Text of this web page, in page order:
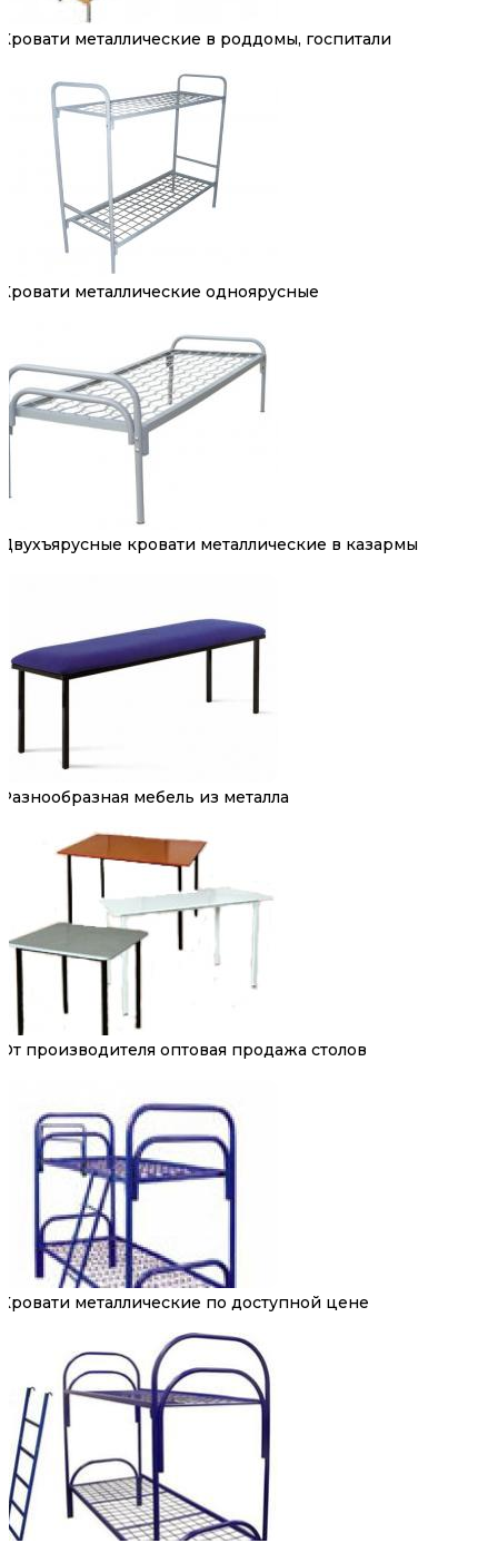
Кровати металлические в роддомы, госпитали
Кровати металлические одноярусные
Двухъярусные кровати металлические в казармы
Разнообразная мебель из металла
От производителя оптовая продажа столов
Кровати металлические по доступной цене